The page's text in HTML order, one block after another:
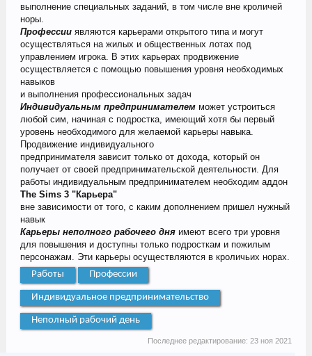
выполнение специальных заданий, в том числе вне кроличей
норы.
Профессии являются карьерами открытого типа и могут
осуществляться на жилых и общественных лотах под
управлением игрока. В этих карьерах продвижение
осуществляется с помощью повышения уровня необходимых
навыков
и выполнения профессиональных задач
Индивидуальным предпринимателемможет устроиться
любой сим, начиная с подростка, имеющий хотя бы первый
уровень необходимого для желаемой карьеры навыка.
Продвижение индивидуального
предпринимателя зависит только от дохода, который он
получает от своей предпринимательской деятельности. Для
работы индивидуальным предпринимателем необходим аддон
The Sims 3 "Карьера"
вне зависимости от того, с каким дополнением пришел нужный
навык
Карьеры неполного рабочего дняимеют всего три уровня
для повышения и доступны только подросткам и пожилым
персонажам. Эти карьеры осуществляются в кроличьих норах.
Работы
Профессии
Индивидуальное предпринимательство
Неполный рабочий день
Последнее редактирование:23 ноя 2021